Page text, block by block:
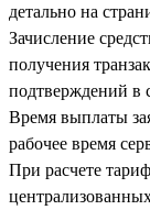
детально на
Зачисление
получения
подтверждений в
Время выплаты
рабочее время
При расчете